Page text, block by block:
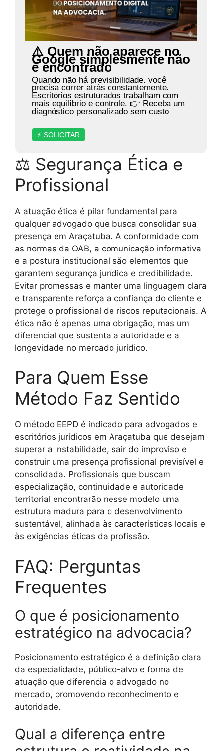
⚠️ Quem não aparece no
Google simplesmente não
é encontrado
Quando não há previsibilidade, você
precisa correr atrás constantemente.
Escritórios estruturados trabalham com
mais equilíbrio e controle. 👉 Receba um
diagnóstico personalizado sem custo
⚡ SOLICITAR
⚖ Segurança Ética e
Profissional
A atuação ética é pilar fundamental para
qualquer advogado que busca consolidar sua
presença em Araçatuba. A conformidade com
as normas da OAB, a comunicação informativa
e a postura institucional são elementos que
garantem segurança jurídica e credibilidade.
Evitar promessas e manter uma linguagem clara
e transparente reforça a confiança do cliente e
protege o profissional de riscos reputacionais. A
ética não é apenas uma obrigação, mas um
diferencial que sustenta a autoridade e a
longevidade no mercado jurídico.
Para Quem Esse
Método Faz Sentido
O método EEPD é indicado para advogados e
escritórios jurídicos em Araçatuba que desejam
superar a instabilidade, sair do improviso e
construir uma presença profissional previsível e
consolidada. Profissionais que buscam
especialização, continuidade e autoridade
territorial encontrarão nesse modelo uma
estrutura madura para o desenvolvimento
sustentável, alinhada às características locais e
às exigências éticas da profissão.
FAQ: Perguntas
Frequentes
O que é posicionamento
estratégico na advocacia?
Posicionamento estratégico é a definição clara
da especialidade, público-alvo e forma de
atuação que diferencia o advogado no
mercado, promovendo reconhecimento e
autoridade.
Qual a diferença entre